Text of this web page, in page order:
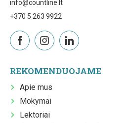
info@countline.lt
+370 5 263 9922
REKOMENDUOJAME
Apie mus
Mokymai
Lektoriai